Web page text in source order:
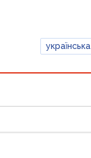
українська